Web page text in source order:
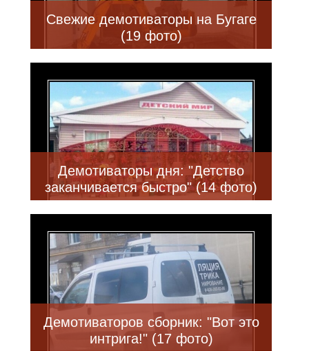
Свежие демотиваторы на Бугаге
(19 фото)
Демотиваторы дня: "Детство
заканчивается быстро" (14 фото)
Демотиваторов сборник: "Вот это
интрига!" (17 фото)